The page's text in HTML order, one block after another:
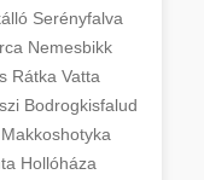
Serényfalva
Nemesbikk
Rátka Vatta
Bodrogkisfalud
Makkoshotyka
Hollóháza